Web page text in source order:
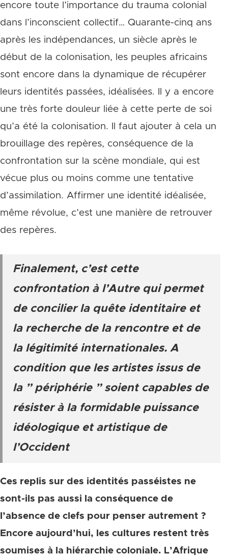
encore toute l’importance du trauma colonial
dans l’inconscient collectif… Quarante-cinq ans
après les indépendances, un siècle après le
début de la colonisation, les peuples africains
sont encore dans la dynamique de récupérer
leurs identités passées, idéalisées. Il y a encore
une très forte douleur liée à cette perte de soi
qu’a été la colonisation. Il faut ajouter à cela un
brouillage des repères, conséquence de la
confrontation sur la scène mondiale, qui est
vécue plus ou moins comme une tentative
d’assimilation. Affirmer une identité idéalisée,
même révolue, c’est une manière de retrouver
des repères.
Finalement, c’est cette
confrontation à l’Autre qui permet
de concilier la quête identitaire et
la recherche de la rencontre et de
la légitimité internationales. A
condition que les artistes issus de
la ” périphérie ” soient capables de
résister à la formidable puissance
idéologique et artistique de
l’Occident
Ces replis sur des identités passéistes ne
sont-ils pas aussi la conséquence de
l’absence de clefs pour penser autrement ?
Encore aujourd’hui, les cultures restent très
soumises à la hiérarchie coloniale. L’Afrique